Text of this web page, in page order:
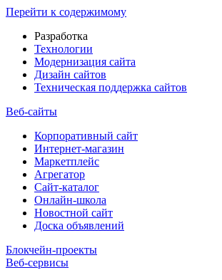
Перейти к содержимому
Разработка
Технологии
Модернизация сайта
Дизайн сайтов
Техническая поддержка сайтов
Веб-сайты
Корпоративный сайт
Интернет-магазин
Маркетплейс
Агрегатор
Сайт-каталог
Онлайн-школа
Новостной сайт
Доска объявлений
Блокчейн-проекты
Веб-сервисы